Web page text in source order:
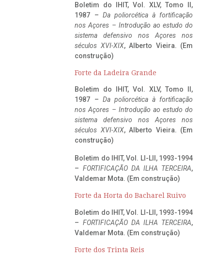
Boletim do IHIT, Vol. XLV, Tomo II,
1987 – Da poliorcética à fortificação
nos Açores – Introdução ao estudo do
sistema defensivo nos Açores nos
séculos XVI-XIX, Alberto Vieira. (Em
construção)
Forte da Ladeira Grande
Boletim do IHIT, Vol. XLV, Tomo II,
1987 – Da poliorcética à fortificação
nos Açores – Introdução ao estudo do
sistema defensivo nos Açores nos
séculos XVI-XIX, Alberto Vieira. (Em
construção)
Boletim do IHIT, Vol. LI-LII, 1993-1994
– FORTIFICAÇÃO DA ILHA TERCEIRA,
Valdemar Mota. (Em construção)
Forte da Horta do Bacharel Ruivo
Boletim do IHIT, Vol. LI-LII, 1993-1994
– FORTIFICAÇÃO DA ILHA TERCEIRA,
Valdemar Mota. (Em construção)
Forte dos Trinta Reis